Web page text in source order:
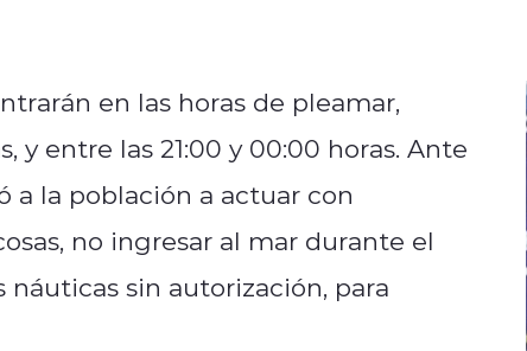
en las horas de pleamar,
y entre las 21:00 y 00:00 horas. Ante
a la población a actuar con
no ingresar al mar durante el
sin autorización, para